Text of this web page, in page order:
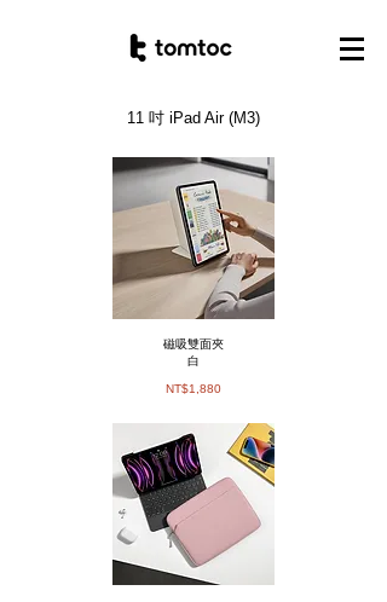
11 吋 iPad Air (M3)
磁吸雙面夾
白
NT$1,880